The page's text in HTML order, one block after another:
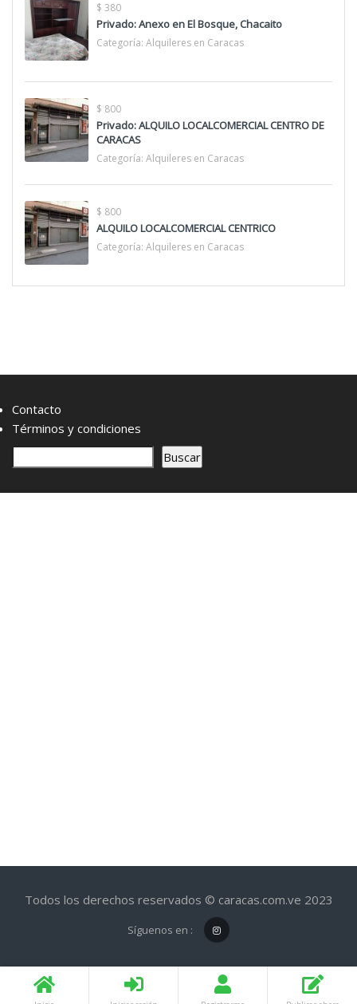
$ 380
Privado: Anexo en El Bosque, Chacaito
Categoría: Alquileres en Caracas
$ 800
Privado: ALQUILO LOCALCOMERCIAL CENTRO DE
CARACAS
Categoría: Alquileres en Caracas
$ 800
ALQUILO LOCALCOMERCIAL CENTRICO
Categoría: Alquileres en Caracas
Contacto
Términos y condiciones
s
Buscar
Todos los derechos reservados © caracas.com.ve 2023
Síguenos en :